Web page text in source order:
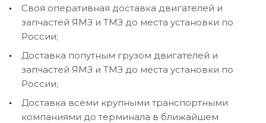
Своя оперативная доставка двигателей и
запчастей ЯМЗ и ТМЗ до места установки по
России;
Доставка попутным грузом двигателей и
запчастей ЯМЗ и ТМЗ до места установки по
России;
Доставка всеми крупными транспортными
компаниями до терминала в ближайшем